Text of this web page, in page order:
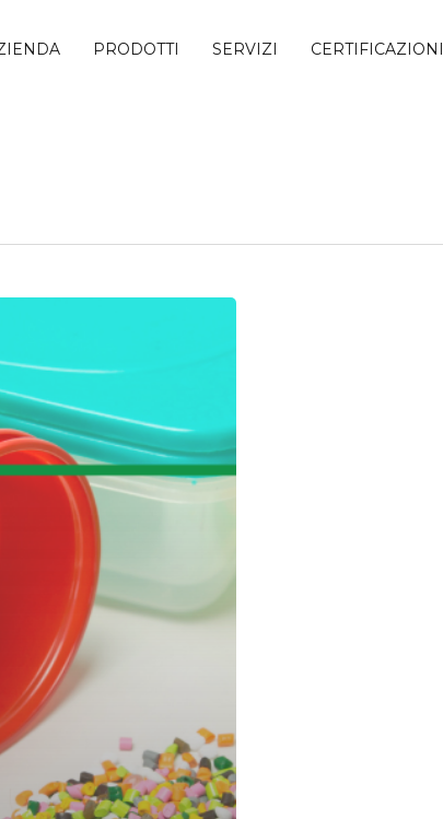
PRODOTTI SERVIZI CERTIFICAZIONI